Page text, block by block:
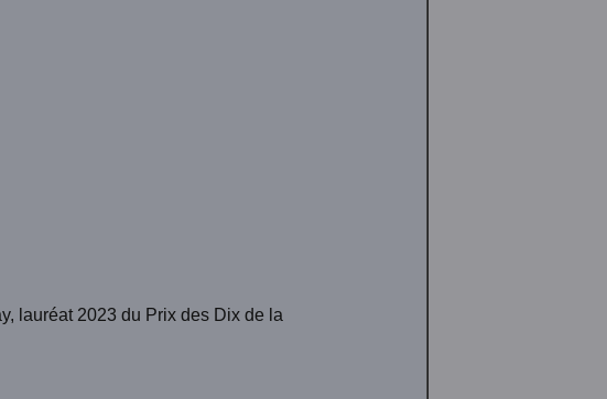
lauréat 2023 du Prix des Dix de la